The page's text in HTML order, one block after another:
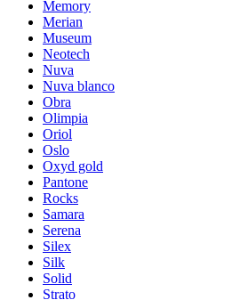
Memory
Merian
Museum
Neotech
Nuva
Nuva blanco
Obra
Olimpia
Oriol
Oslo
Oxyd gold
Pantone
Rocks
Samara
Serena
Silex
Silk
Solid
Strato